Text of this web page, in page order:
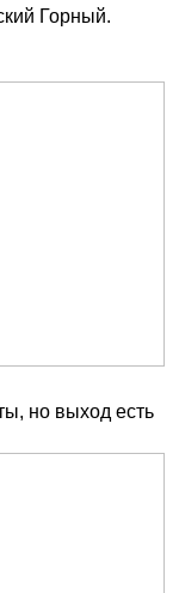
Горный.
но выход есть